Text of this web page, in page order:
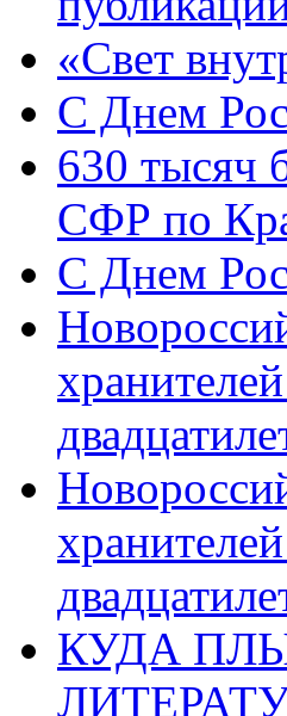
«Свет
C Днем
630 тысяч
СФР по
C Днем
КУДА